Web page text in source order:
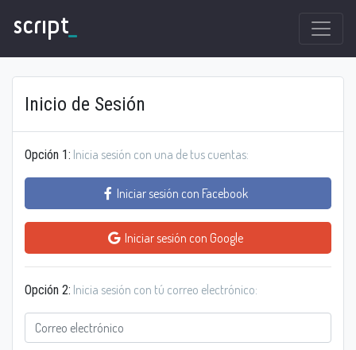
script
Inicio de Sesión
Opción 1: Inicia sesión con una de tus cuentas:
Iniciar sesión con Facebook
Iniciar sesión con Google
Opción 2: Inicia sesión con tú correo electrónico: